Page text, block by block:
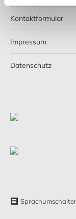
Kontaktformular
Impressum
Datenschutz
Sprachumschalter